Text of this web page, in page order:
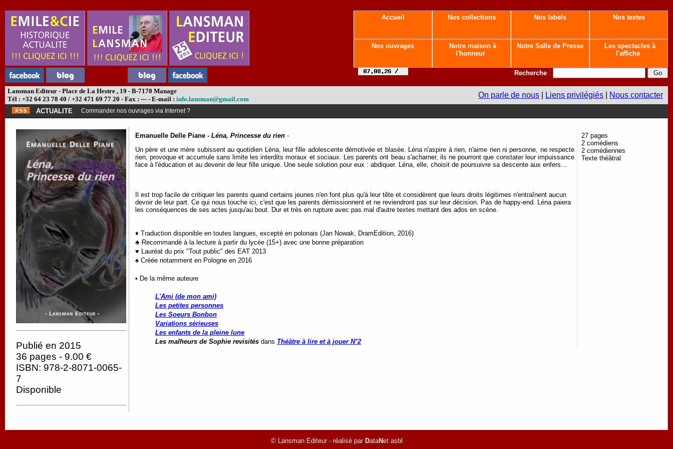
Accueil Nos collections Nos labels Nos textes
Nos ouvrages
Notre maison à
l'honneur
Notre Salle de Presse
Les spectacles à
l'affiche
Recherche :
Lansman Editeur - Place de La Hestre , 19 - B-7170 Manage
Tél : +32 64 23 78 40 / +32 471 69 77 20 - Fax : --- - E-mail : info.lansman@gmail.com On parle de nous Liens privilégiés Nous contacter
ACTUALITE Commander nos ouvrages via Internet ?
Publié en 2015
36 pages - 9.00 €
ISBN: 978-2-8071-0065-
7
Disponible
Emanuelle Delle Piane - Léna, Princesse du rien -
Un père et une mère subissent au quotidien Léna, leur fille adolescente démotivée et blasée. Léna n'aspire à rien, n'aime rien ni personne, ne respecte
rien, provoque et accumule sans limite les interdits moraux et sociaux. Les parents ont beau s'acharner, ils ne pourront que constater leur impuissance
face à l'éducation et au devenir de leur fille unique. Une seule solution pour eux : abdiquer. Léna, elle, choisit de poursuivre sa descente aux enfers...
Il est trop facile de critiquer les parents quand certains jeunes n'en font plus qu'à leur tête et considèrent que leurs droits légitimes n'entraînent aucun
devoir de leur part. Ce qui nous touche ici, c'est que les parents démissionnent et ne reviendront pas sur leur décision. Pas de happy-end. Léna paiera
les conséquences de ses actes jusqu'au bout. Dur et très en rupture avec pas mal d'autre textes mettant des ados en scène.
♦ Traduction disponible en toutes langues, excepté en polonais (Jan Nowak, DramEdition, 2016)
♣ Recommandé à la lecture à partir du lycée (15+) avec une bonne préparation
♥ Lauréat du prix "Tout public" des EAT 2013
♠ Créée notamment en Pologne en 2016
• De la même auteure
L'Ami (de mon ami)
Les petites personnes
Les Soeurs Bonbon
Variations sérieuses
Les enfants de la pleine lune
Les malheurs de Sophie revisités dans Théâtre à lire et à jouer N°2
27 pages
2 comédiens
2 comédiennes
Texte théâtral
© Lansman Editeur - réalisé par DataNet asbl